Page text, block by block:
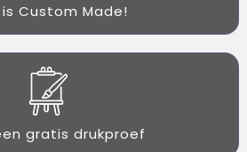
is Custom Made!
gratis drukproef